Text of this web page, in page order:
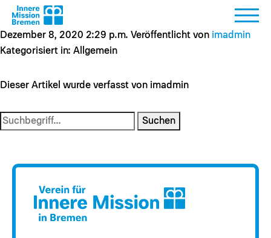
Gordon Krischik
Dezember 8, 2020 2:29 p.m. Veröffentlicht von imadmin
Kategorisiert in: Allgemein
Dieser Artikel wurde verfasst von imadmin
Suchen